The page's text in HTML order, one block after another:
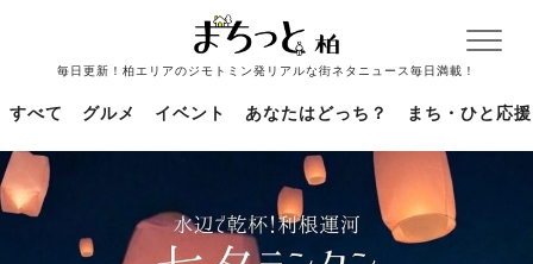
毎日更新！柏エリアのジモトミン発リアルな街ネタニュース毎日満載！
すべて グルメ イベント あなたはどっち？ まち・ひと応援